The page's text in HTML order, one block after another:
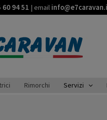
60 94 51 | email
Rimorchi Servizi